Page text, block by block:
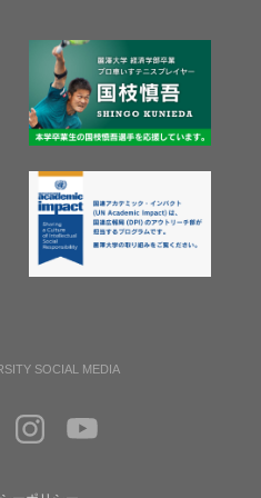
SOCIAL MEDIA